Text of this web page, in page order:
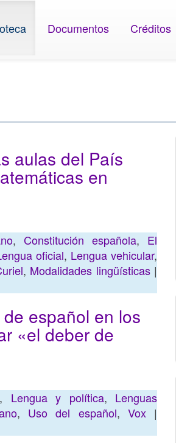
Documentos Créditos
aulas del País
en
, Constitución española, El
oficial, Lengua vehicular,
, Modalidades lingüísticas|
español en los
«el deber de
, Lengua y política, Lenguas
, Uso del español, Vox|